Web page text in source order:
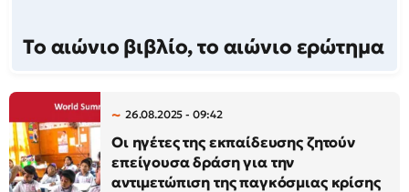
Το αιώνιο βιβλίο, το αιώνιο ερώτημα
26.08.2025 - 09:42
Οι ηγέτες της εκπαίδευσης ζητούν
επείγουσα δράση για την
αντιμετώπιση της παγκόσμιας κρίσης